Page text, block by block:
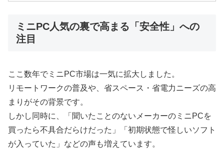
ミニPC人気の裏で高まる「安全性」への
注目
ここ数年でミニPC市場は一気に拡大しました。
リモートワークの普及や、省スペース・省電力ニーズの高
まりがその背景です。
しかし同時に、「聞いたことのないメーカーのミニPCを
買ったら不具合だらけだった」「初期状態で怪しいソフト
が入っていた」などの声も増えています。